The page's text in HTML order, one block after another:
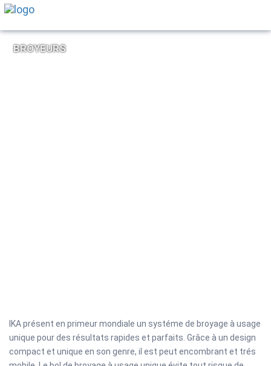
BROYEURS
IKA présent en primeur mondiale un systéme de broyage à usage
unique pour des résultats rapides et parfaits. Grâce à un design
compact et unique en son genre, il est peut encombrant et trés